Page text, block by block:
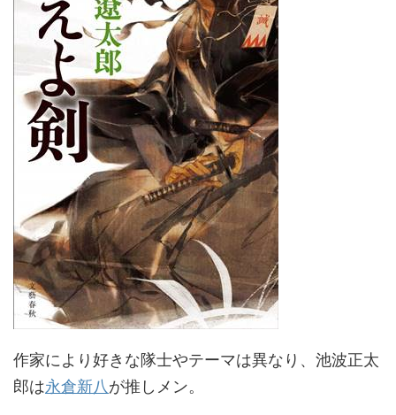
作家により好きな隊士やテーマは異なり、池波正太
郎は永倉新八が推しメン。